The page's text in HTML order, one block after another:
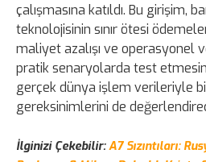
çalışmasına katıldı. Bu girişim,
teknolojisinin sınır ötesi
maliyet azalışı ve operasyonel
pratik senaryolarda test
gerçek dünya işlem verileriyle
gereksinimlerini de
İlginizi Çekebilir:A7 Sızıntıları: